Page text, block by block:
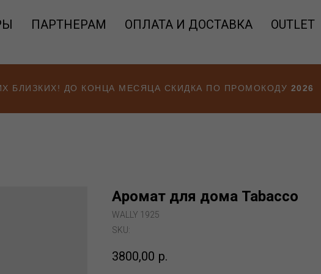
ПАРТНЕРАМ ОПЛАТА И ДОСТАВКА OUTLET
БЛИЗКИХ! ДО КОНЦА МЕСЯЦА СКИДКА ПО ПРОМОКОДУ 2026
Аромат для дома Tabacco
WALLY 1925
SKU:
3800,00 р.